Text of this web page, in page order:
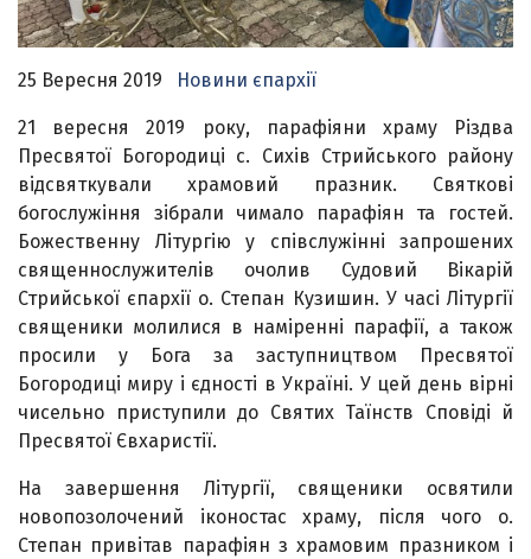
25 Вересня 2019 Новини єпархії
21 вересня 2019 року, парафіяни храму Різдва
Пресвятої Богородиці с. Сихів Стрийського району
відсвяткували храмовий празник. Святкові
богослужіння зібрали чимало парафіян та гостей.
Божественну Літургію у співслужінні запрошених
священнослужителів очолив Судовий Вікарій
Стрийської єпархії о. Степан Кузишин. У часі Літургії
священики молилися в наміренні парафії, а також
просили у Бога за заступництвом Пресвятої
Богородиці миру і єдності в Україні. У цей день вірні
чисельно приступили до Святих Таїнств Сповіді й
Пресвятої Євхаристії.
На завершення Літургії, священики освятили
новопозолочений іконостас храму, після чого о.
Степан привітав парафіян з храмовим празником і